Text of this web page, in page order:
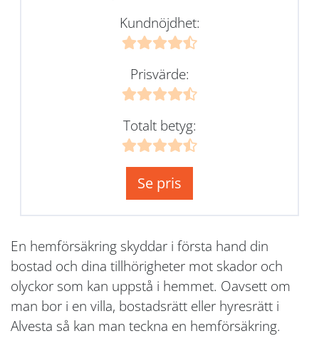
Kundnöjdhet:
Prisvärde:
Totalt betyg:
Se pris
En hemförsäkring skyddar i första hand din
bostad och dina tillhörigheter mot skador och
olyckor som kan uppstå i hemmet. Oavsett om
man bor i en villa, bostadsrätt eller hyresrätt i
Alvesta så kan man teckna en hemförsäkring.